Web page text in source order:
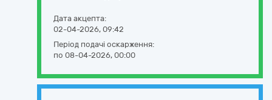
Дата акцепта:
02-04-2026, 09:42
Період подачі оскарження:
по 08-04-2026, 00:00